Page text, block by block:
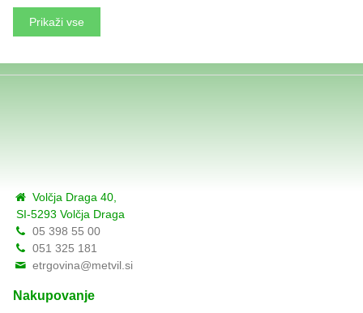
Prikaži vse
Volčja Draga 40,
SI-5293 Volčja Draga
05 398 55 00
051 325 181
etrgovina@metvil.si
Nakupovanje